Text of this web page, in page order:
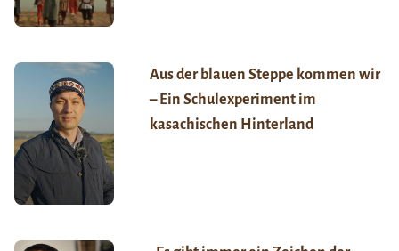
Aus der blauen Steppe kommen wir
– Ein Schulexperiment im
kasachischen Hinterland